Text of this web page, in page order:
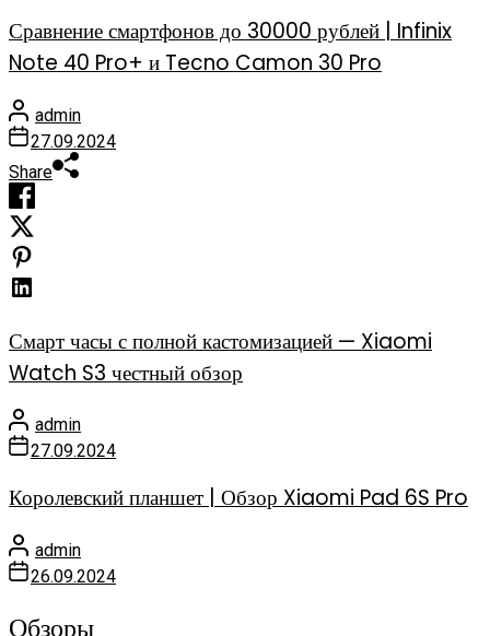
Сравнение смартфонов до 30000 рублей | Infinix
Note 40 Pro+ и Tecno Camon 30 Pro
admin
27.09.2024
Share
Смарт часы с полной кастомизацией — Xiaomi
Watch S3 честный обзор
admin
27.09.2024
Королевский планшет | Обзор Xiaomi Pad 6S Pro
admin
26.09.2024
Обзоры